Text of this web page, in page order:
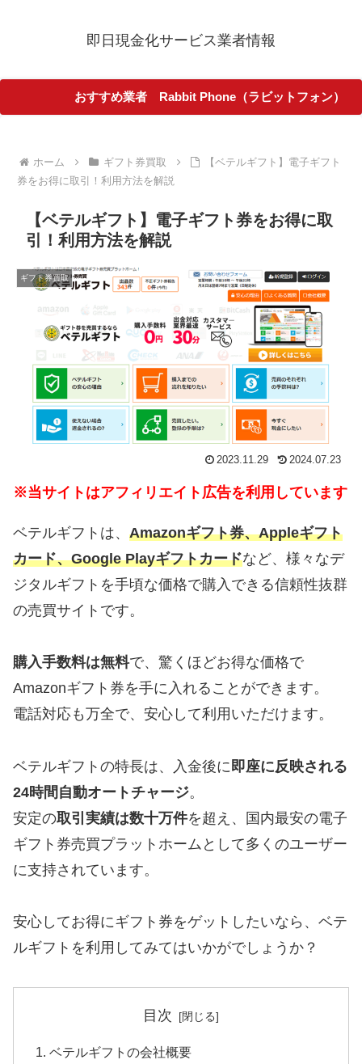
即日現金化サービス業者情報
おすすめ業者 Rabbit Phone（ラビットフォン）
ホーム ギフト券買取
【ベテルギフト】電子ギフト
券をお得に取引！利用方法を解説
【ベテルギフト】電子ギフト券をお得に取
引！利用方法を解説
ギフト券買取
2023.11.29 2024.07.23
※当サイトはアフィリエイト広告を利用しています
ベテルギフトは、 Amazonギフト券、Appleギフト
カード、Google Playギフトカードなど、様々なデ
ジタルギフトを手頃な価格で購入できる信頼性抜群
の売買サイトです。
購入手数料は無料で、驚くほどお得な価格で
Amazonギフト券を手に入れることができます。
電話対応も万全で、安心して利用いただけます。
ベテルギフトの特長は、入金後に 即座に反映される
24時間自動オートチャージ。
安定の取引実績は数十万件を超え、国内最安の電子
ギフト券売買プラットホームとして多くのユーザー
に支持されています。
安心してお得にギフト券をゲットしたいなら、ベテ
ルギフトを利用してみてはいかがでしょうか？
目次
ベテルギフトの会社概要